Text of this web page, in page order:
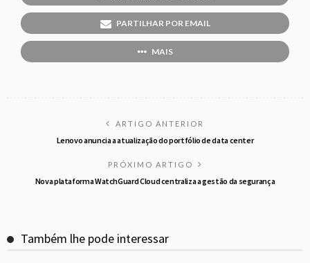
PARTILHAR POR EMAIL
MAIS
ARTIGO ANTERIOR
Lenovo anuncia a atualização do portfólio de data center
PRÓXIMO ARTIGO
Nova plataforma WatchGuard Cloud centraliza a gestão da segurança
Também lhe pode interessar